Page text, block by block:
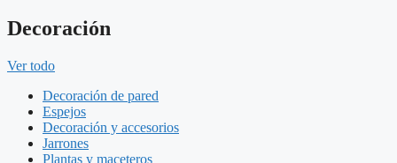
Decoración
Ver todo
Decoración de pared
Espejos
Decoración y accesorios
Jarrones
Plantas y maceteros